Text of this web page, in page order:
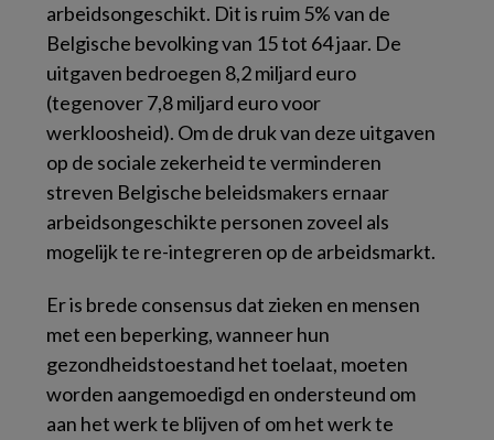
arbeidsongeschikt. Dit is ruim 5% van de
Belgische bevolking van 15 tot 64 jaar. De
uitgaven bedroegen 8,2 miljard euro
(tegenover 7,8 miljard euro voor
werkloosheid). Om de druk van deze uitgaven
op de sociale zekerheid te verminderen
streven Belgische beleidsmakers ernaar
arbeidsongeschikte personen zoveel als
mogelijk te re-integreren op de arbeidsmarkt.
Er is brede consensus dat zieken en mensen
met een beperking, wanneer hun
gezondheidstoestand het toelaat, moeten
worden aangemoedigd en ondersteund om
aan het werk te blijven of om het werk te